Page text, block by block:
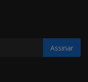
Assinar